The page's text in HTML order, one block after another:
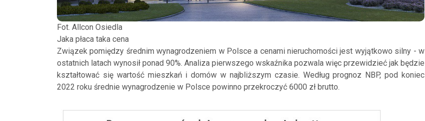
Fot. Allcon Osiedla
Jaka płaca taka cena
Związek pomiędzy średnim wynagrodzeniem w Polsce a cenami nieruchomości jest wyjątkowo silny - w
ostatnich latach wynosił ponad 90%. Analiza pierwszego wskaźnika pozwala więc przewidzieć jak będzie
kształtować się wartość mieszkań i domów w najbliższym czasie. Według prognoz NBP, pod koniec
2022 roku średnie wynagrodzenie w Polsce powinno przekroczyć 6000 zł brutto.